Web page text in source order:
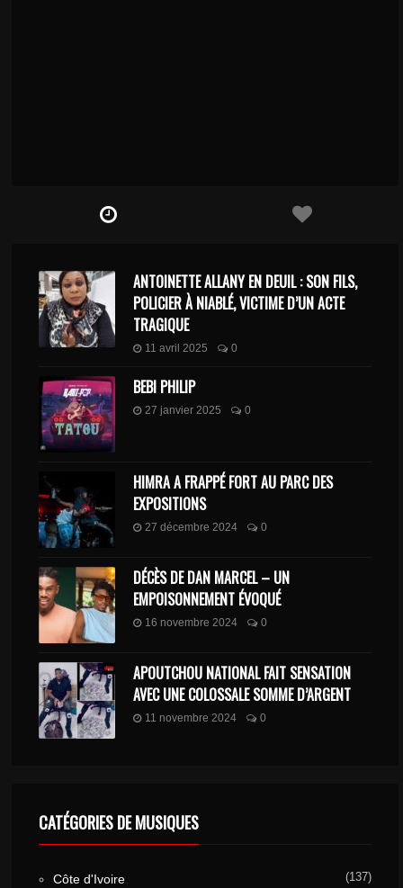
ANTOINETTE ALLANY EN DEUIL : SON FILS,
POLICIER À NIABLÉ, VICTIME D’UN ACTE
TRAGIQUE
11 avril 2025 0
BEBI PHILIP
27 janvier 2025 0
HIMRA A FRAPPÉ FORT AU PARC DES
EXPOSITIONS
27 décembre 2024 0
DÉCÈS DE DAN MARCEL – UN
EMPOISONNEMENT ÉVOQUÉ
16 novembre 2024 0
APOUTCHOU NATIONAL FAIT SENSATION
AVEC UNE COLOSSALE SOMME D’ARGENT
11 novembre 2024 0
CATÉGORIES DE MUSIQUES
Côte d'Ivoire (137)